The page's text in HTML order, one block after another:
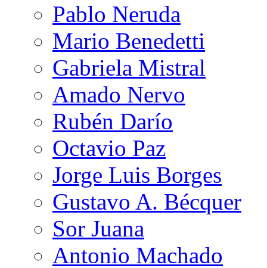
Pablo Neruda
Mario Benedetti
Gabriela Mistral
Amado Nervo
Rubén Darío
Octavio Paz
Jorge Luis Borges
Gustavo A. Bécquer
Sor Juana
Antonio Machado